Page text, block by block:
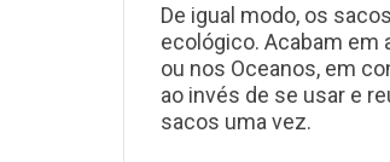
De igual modo, os
ecológico. Acabam em
ou nos Oceanos, em
ao invés de se usar e
sacos uma vez.